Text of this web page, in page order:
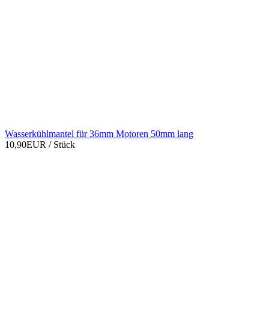
Wasserkühlmantel für 36mm Motoren 50mm lang
10,90EUR / Stück